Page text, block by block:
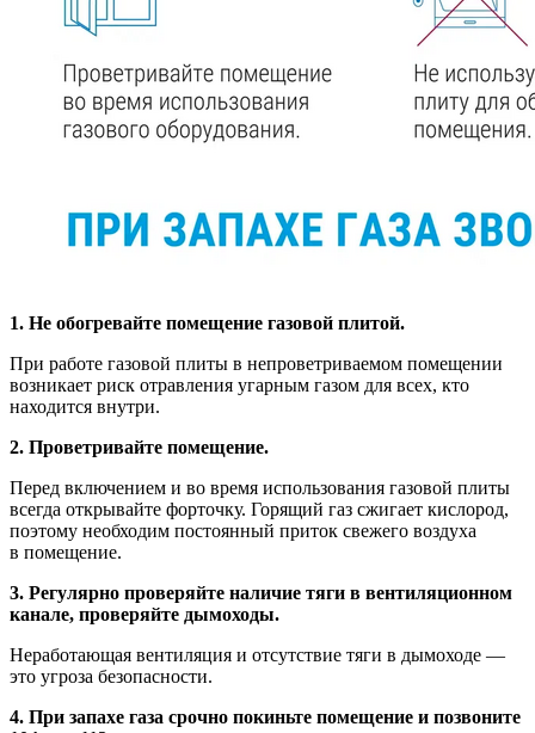
1. Не обогревайте помещение газовой плитой.
При работе газовой плиты в непроветриваемом помещении
возникает риск отравления угарным газом для всех, кто
находится внутри.
2. Проветривайте помещение.
Перед включением и во время использования газовой плиты
всегда открывайте форточку. Горящий газ сжигает кислород,
поэтому необходим постоянный приток свежего воздуха
в помещение.
3. Регулярно проверяйте наличие тяги в вентиляционном
канале, проверяйте дымоходы.
Неработающая вентиляция и отсутствие тяги в дымоходе —
это угроза безопасности.
4. При запахе газа срочно покиньте помещение и позвоните